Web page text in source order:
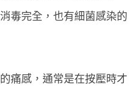
毒完全，也有細菌感染的
痛感，通常是在按壓時才